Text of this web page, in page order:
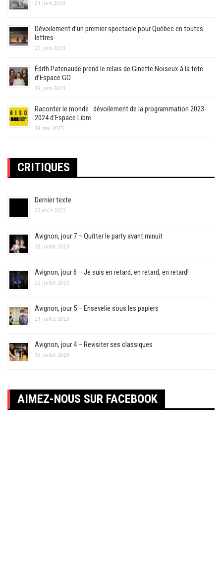
21 juin 2023
Dévoilement d’un premier spectacle pour Québec en toutes
lettres
20 juin 2023
Édith Patenaude prend le relais de Ginette Noiseux à la tête
d’Espace GO
19 juin 2023
Raconter le monde : dévoilement de la programmation 2023-
2024 d’Espace Libre
18 mai 2023
CRITIQUES
Dernier texte
22 août 2023
Avignon, jour 7 – Quitter le party avant minuit
28 juillet 2023
Avignon, jour 6 – Je suis en retard, en retard, en retard!
23 juillet 2023
Avignon, jour 5 – Ensevelie sous les papiers
21 juillet 2023
Avignon, jour 4 – Revisiter ses classiques
19 juillet 2023
AIMEZ-NOUS SUR FACEBOOK